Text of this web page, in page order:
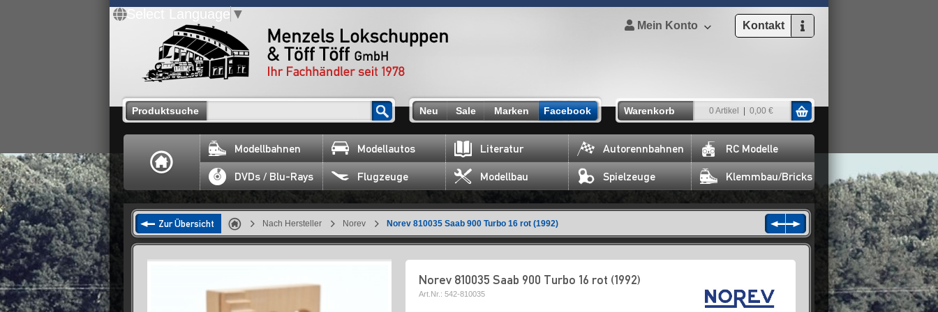
Select Language ▼
Mein Konto Kontakt
Produktsuche Neu Sale Marken Facebook Warenkorb 0 Artikel 0,00 €
Modellbahnen Modellautos Literatur Autorennbahnen RC Modelle
DVDs / Blu-Rays Flugzeuge Modellbau Spielzeuge Klemmbau/Bricks
Zur Übersicht Nach Hersteller Norev Norev 810035 Saab 900 Turbo 16 rot (1992)
Norev 810035 Saab 900 Turbo 16 rot (1992)
Art.Nr.: 542-810035